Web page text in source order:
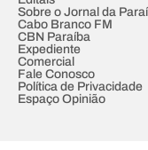
Sobre o Jornal da
Cabo Branco FM
CBN Paraíba
Expediente
Comercial
Fale Conosco
Política de Privacidade
Espaço Opinião